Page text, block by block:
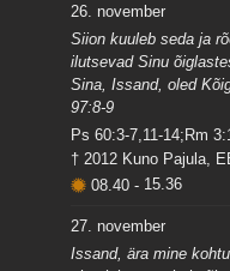
26. november
Siion kuuleb seda ja
ilutsevad Sinu
Sina, Issand, oled
97:8-9
Ps 60:3-7,11-14;Rm
† 2012 Kuno Pajula,
08.40- 15.36
27. november
Issand, ära mine